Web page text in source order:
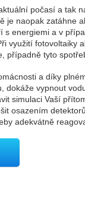
počasí a tak
je naopak zatáhne
s energiemi a v
využití fotovoltaiky
případně tyto
a díky
dokáže vypnout
simulaci Vaší
osazením
adekvátně